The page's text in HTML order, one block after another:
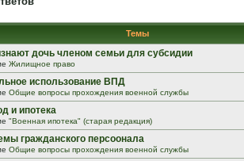
Темы
дочь членом семьи для субсидии
Жилищное право
использование ВПД
Общие вопросы прохождения военной службы
и ипотека
"Военная ипотека" (старая редакция)
гражданского персоонала
Общие вопросы прохождения военной службы